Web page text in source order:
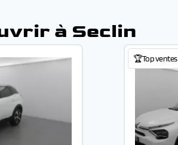
à Seclin
🏆Top ventes